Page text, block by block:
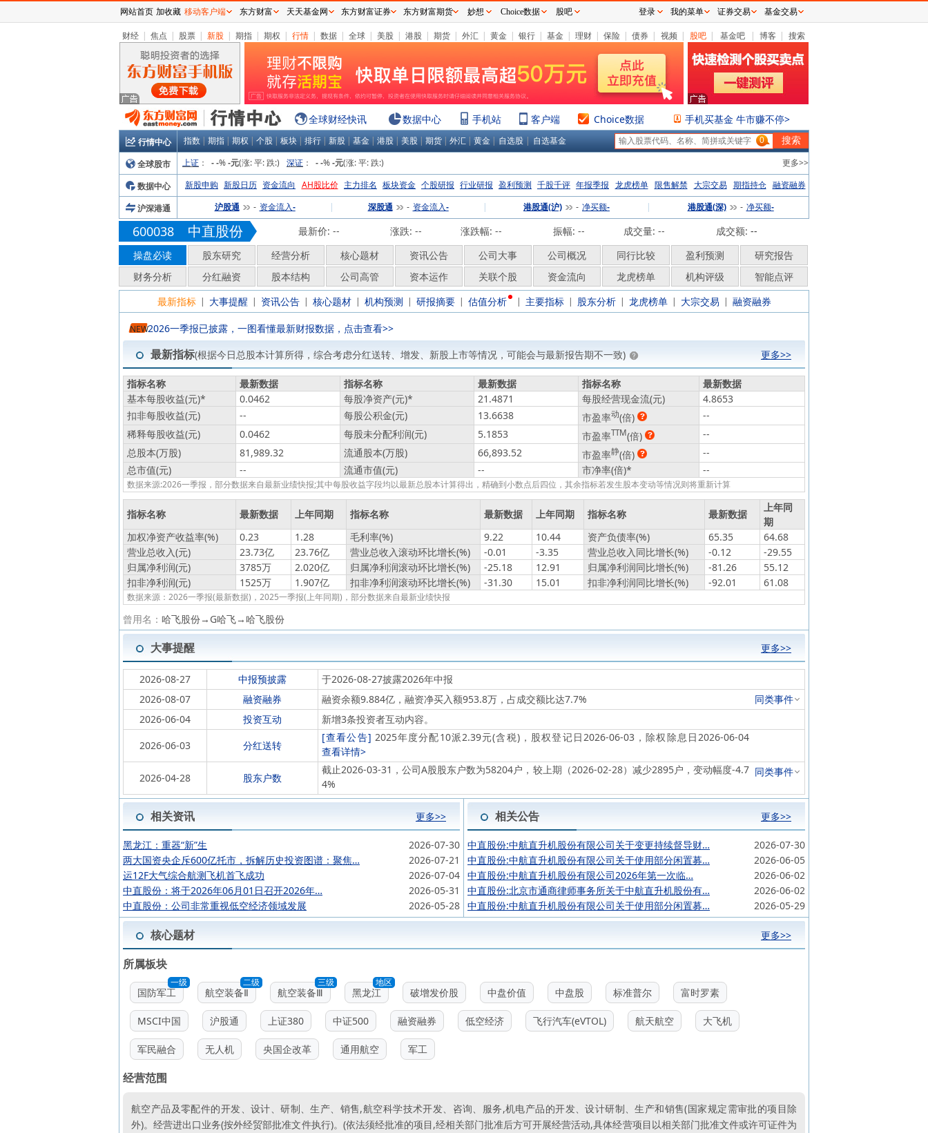
财经 | 焦点 | 股票 | 新股 | 期指 | 期权 | 行情 | 数据 | 全球 | 美股 | 港股 | 期货 | 外汇 | 黄金 | 银行 | 基金 | 理财 | 保险 | 债券 | 视频 | 股吧 | 基金吧 | 博客 | 搜索
全球财经快讯 数据中心 手机站 客户端 Choice数据 手机买基金 牛市赚不停>
行情中心 指数 | 期指 | 期权 | 个股 | 板块 | 排行 | 新股 | 基金 | 港股 | 美股 | 期货 | 外汇 | 黄金 | 自选股 | 自选基金 0
全球股市 上证 ： - -% -元(涨:平:跌:) 深证 ： - -% -元(涨:平:跌:)
更多>>
数据中心
新股申购 新股日历 资金流向 AH股比价 主力排名 板块资金 个股研报 行业研报 盈利预测 千股千评 年报季报 龙虎榜单 限售解禁 大宗交易 期指持仓 融资融券
沪深港通
沪股通 - 资金流入- | 深股通 - 资金流入- | 港股通(沪) - 净买额- | 港股通(深) - 净买额-
600038 中直股份 最新价: -- 涨跌: -- 涨跌幅: -- 振幅: -- 成交量: -- 成交额: --
操盘必读
股东研究 经营分析 核心题材 资讯公告 公司大事 公司概况 同行比较 盈利预测
研究报告
财务分析
分红融资 股本结构 公司高管 资本运作 关联个股 资金流向 龙虎榜单 机构评级
智能点评
最新指标 | 大事提醒 | 资讯公告 | 核心题材 | 机构预测 | 研报摘要 | 估值分析 | 主要指标 | 股东分析 | 龙虎榜单 | 大宗交易 | 融资融券
NEW2026一季报已披露，一图看懂最新财报数据，点击查看>>
最新指标(根据今日总股本计算所得，综合考虑分红送转、增发、新股上市等情况，可能会与最新报告期不一致) 更多>>
指标名称 最新数据 指标名称 最新数据 指标名称
最新数据
基本每股收益(元)* 0.0462 每股净资产(元)* 21.4871 每股经营现金流(元)
4.8653
扣非每股收益(元)
-- 每股公积金(元) 13.6638 市盈率动(倍)
--
稀释每股收益(元)
0.0462 每股未分配利润(元) 5.1853 市盈率TTM(倍)
--
总股本(万股)
81,989.32 流通股本(万股) 66,893.52 市盈率静(倍)
--
总市值(元)
-- 流通市值(元) -- 市净率(倍)* --
数据来源:2026一季报，部分数据来自最新业绩快报;其中每股收益字段均以最新总股本计算得出，精确到小数点后四位，其余指标若发生股本变动等情况则将重新计算
指标名称 最新数据 上年同期 指标名称 最新数据 上年同期 指标名称 最新数据
上年同
期
加权净资产收益率(%)
0.23 1.28 毛利率(%) 9.22 10.44 资产负债率(%) 65.35
64.68
营业总收入(元)
23.73亿 23.76亿 营业总收入滚动环比增长(%) -0.01 -3.35 营业总收入同比增长(%) -0.12
-29.55
归属净利润(元)
3785万 2.020亿 归属净利润滚动环比增长(%) -25.18 12.91 归属净利润同比增长(%) -81.26
55.12
扣非净利润(元)
1525万 1.907亿 扣非净利润滚动环比增长(%) -31.30 15.01 扣非净利润同比增长(%) -92.01 61.08
数据来源：2026一季报(最新数据)，2025一季报(上年同期)，部分数据来自最新业绩快报
曾用名： 哈飞股份→G哈飞→哈飞股份
大事提醒 更多>>
2026-08-27 中报预披露
于2026-08-27披露2026年中报
2026-08-07
融资融券 融资余额9.884亿，融资净买入额953.8万，占成交额比达7.7%
同类事件
2026-06-04
投资互动
新增3条投资者互动内容。
2026-06-03
分红送转
[查看公告] 2025年度分配10派2.39元(含税)，股权登记日2026-06-03，除权除息日2026-06-04
查看详情>
2026-04-28
股东户数
截止2026-03-31，公司A股股东户数为58204户，较上期（2026-02-28）减少2895户，变动幅度-4.7
4%
同类事件
相关资讯 更多>>
黑龙江：重器“新”生
2026-07-30
两大国资央企斥600亿托市，拆解历史投资图谱：聚焦…
2026-07-21
运12F大气综合航测飞机首飞成功
2026-07-04
中直股份：将于2026年06月01日召开2026年…
2026-05-31
中直股份：公司非常重视低空经济领域发展
2026-05-28
相关公告 更多>>
中直股份:中航直升机股份有限公司关于变更持续督导财…
2026-07-30
中直股份:中航直升机股份有限公司关于使用部分闲置募…
2026-06-05
中直股份:中航直升机股份有限公司2026年第一次临…
2026-06-02
中直股份:北京市通商律师事务所关于中航直升机股份有…
2026-06-02
中直股份:中航直升机股份有限公司关于使用部分闲置募…
2026-05-29
核心题材 更多>>
所属板块
一级
国防军工
二级
航空装备Ⅱ
三级
航空装备Ⅲ
地区
黑龙江 破增发价股 中盘价值 中盘股 标准普尔 富时罗素
MSCI中国 沪股通 上证380 中证500 融资融券 低空经济 飞行汽车(eVTOL) 航天航空 大飞机
军民融合 无人机 央国企改革 通用航空 军工
经营范围
航空产品及零配件的开发、设计、研制、生产、销售,航空科学技术开发、咨询、服务,机电产品的开发、设计研制、生产和销售(国家规定需审批的项目除
外)。经营进出口业务(按外经贸部批准文件执行)。(依法须经批准的项目,经相关部门批准后方可开展经营活动,具体经营项目以相关部门批准文件或许可证件为
网站首页 加收藏 移动客户端 东方财富 天天基金网 东方财富证券 东方财富期货 妙想 Choice数据 股吧 登录 我的菜单 证券交易 基金交易